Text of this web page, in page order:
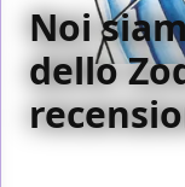
Noi
dello